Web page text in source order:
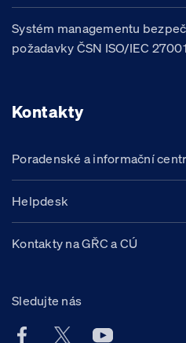
Systém managementu
požadavky ČSN ISO/IEC
Kontakty
Poradenské a informační
Helpdesk
Kontakty na GŘC a CÚ
Sledujte nás
Facebook účet Celní správy
X účet Celní správy
Youtube